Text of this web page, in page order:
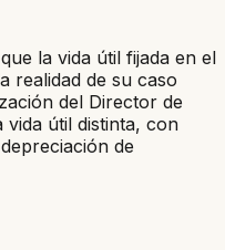
la vida útil fijada en el
realidad de su caso
del Director de
vida útil distinta, con
de